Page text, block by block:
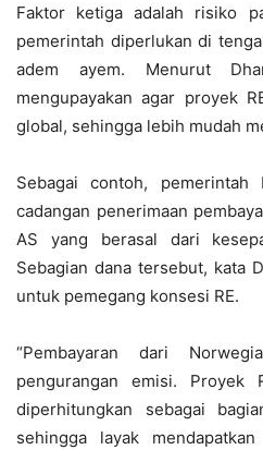
Faktor ketiga adalah risiko
pemerintah diperlukan di
adem ayem. Menurut
mengupayakan agar proyek
global, sehingga lebih mudah
Sebagai contoh, pemerintah
cadangan penerimaan
AS yang berasal dari
Sebagian dana tersebut, kata
untuk pemegang konsesi RE.
“Pembayaran dari
pengurangan emisi. Proyek
diperhitungkan sebagai
sehingga layak